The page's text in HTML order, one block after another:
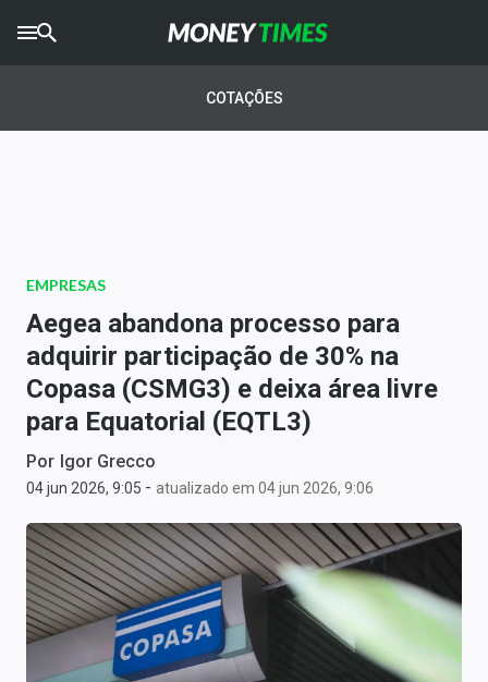
AGROTIMES
Newsletters
Money Trader
Anuncie
Últimas Notícias
Newsletters
Cotações
Comprar ou vender?
Carteiras Recomendadas
COTAÇÕES
EMPRESAS
Aegea abandona processo para
adquirir participação de 30% na
Copasa (CSMG3) e deixa área livre
para Equatorial (EQTL3)
Por Igor Grecco
04 jun 2026, 9:05 - atualizado em 04 jun 2026, 9:06